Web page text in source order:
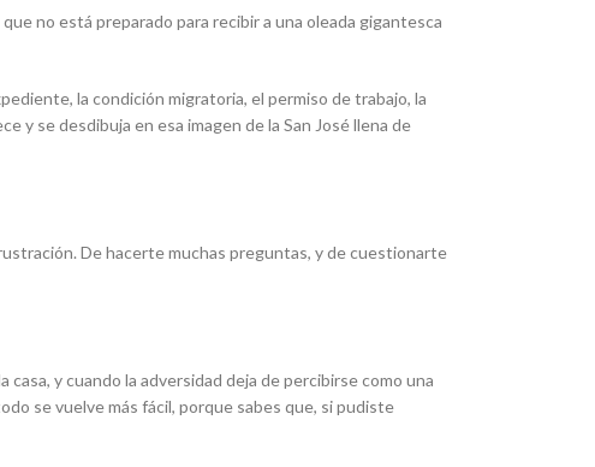
no está preparado para recibir a una oleada gigantesca
la condición migratoria, el permiso de trabajo, la
y se desdibuja en esa imagen de la San José llena de
De hacerte muchas preguntas, y de cuestionarte
y cuando la adversidad deja de percibirse como una
se vuelve más fácil, porque sabes que, si pudiste